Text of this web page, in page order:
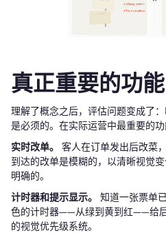
真正重要的功能
理解了概念之后，评估问题变成了
是必须的。在实际运营中最重要的功
实时改单。
客人在订单发出后改菜
到达的改单是模糊的，以清晰视觉
明确的。
计时器和提示显示。
知道一张票单
色的计时器——从绿到黄到红——给
的视觉优先级系统。